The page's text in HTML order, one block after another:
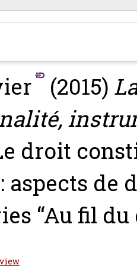
(2015)
droit
de
“Au fil du